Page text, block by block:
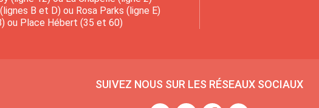
B et D) ou Rosa Parks (ligne E)
ou Place Hébert (35 et 60)
SUIVEZ NOUS SUR LES RÉSEAUX SOCIAUX